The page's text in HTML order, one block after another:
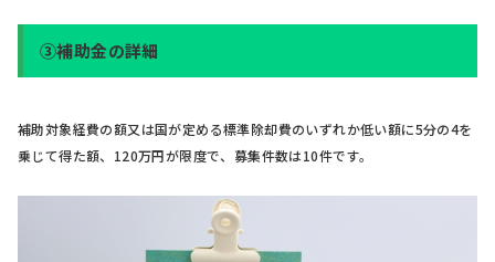
③補助金の詳細
補助対象経費の額又は国が定める標準除却費のいずれか低い額に5分の4を
乗じて得た額、120万円が限度で、募集件数は10件です。